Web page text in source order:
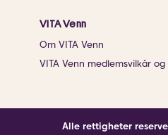
VITA Venn
Om VITA Venn
VITA Venn medlemsvilkår
Alle rettigheter